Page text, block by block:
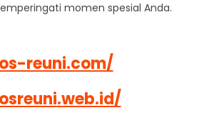
momen spesial Anda.
reuni.com/